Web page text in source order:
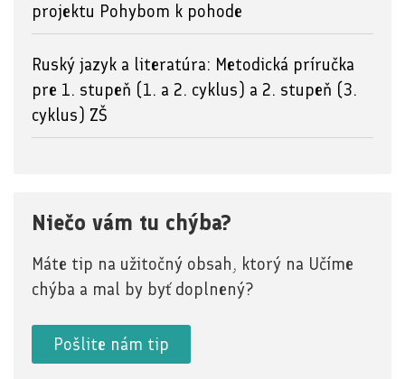
projektu Pohybom k pohode
Ruský jazyk a literatúra: Metodická príručka
pre 1. stupeň (1. a 2. cyklus) a 2. stupeň (3.
cyklus) ZŠ
Niečo vám tu chýba?
Máte tip na užitočný obsah, ktorý na Učíme
chýba a mal by byť doplnený?
Pošlite nám tip